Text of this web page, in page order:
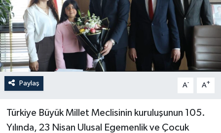
Paylaş A- A+
Türkiye Büyük Millet Meclisinin kuruluşunun 105.
Yılında, 23 Nisan Ulusal Egemenlik ve Çocuk